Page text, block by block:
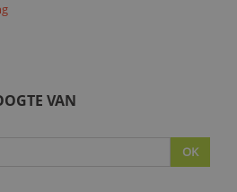
VAN
OK